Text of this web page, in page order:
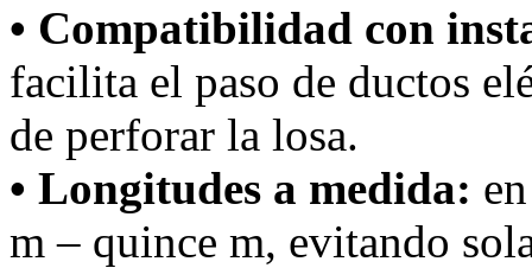
• Compatibilidad con
facilita el paso de ductos
de perforar la losa.
• Longitudes a medida:
m – quince m, evitando